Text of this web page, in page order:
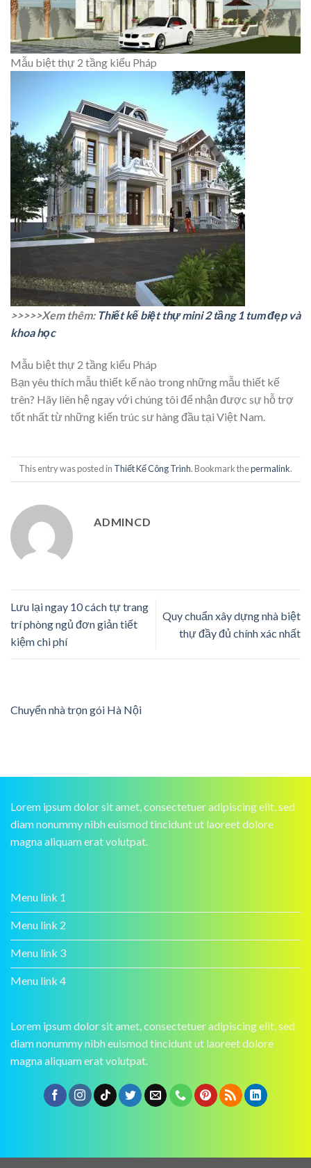
Mẫu biệt thự 2 tầng kiểu Pháp
>>>>>Xem thêm: Thiết kế biệt thự mini 2 tầng 1 tum đẹp và
khoa học
Mẫu biệt thự 2 tầng kiểu Pháp
Bạn yêu thích mẫu thiết kế nào trong những mẫu thiết kế
trên? Hãy liên hệ ngay với chúng tôi để nhận được sự hỗ trợ
tốt nhất từ những kiến trúc sư hàng đầu tại Việt Nam.
This entry was posted in Thiết Kế Công Trình. Bookmark thepermalink.
ADMINCD
Lưu lại ngay 10 cách tự trang
trí phòng ngủ đơn giản tiết
kiệm chi phí
Quy chuẩn xây dựng nhà biệt
thự đầy đủ chính xác nhất
Chuyển nhà trọn gói Hà Nội
Lorem ipsum dolor sit amet, consectetuer adipiscing elit, sed
diam nonummy nibh euismod tincidunt ut laoreet dolore
magna aliquam erat volutpat.
Menu link 1
Menu link 2
Menu link 3
Menu link 4
Lorem ipsum dolor sit amet, consectetuer adipiscing elit, sed
diam nonummy nibh euismod tincidunt ut laoreet dolore
magna aliquam erat volutpat.